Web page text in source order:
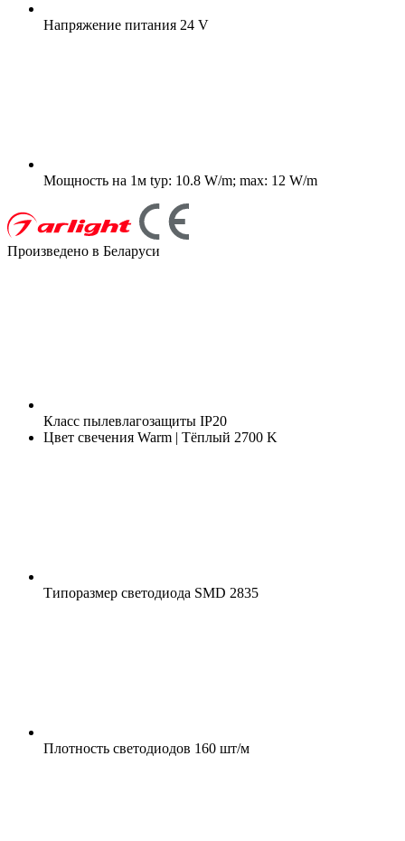
Напряжение питания 24 V
Мощность на 1м typ: 10.8 W/m; max: 12 W/m
Произведено в Беларуси
Класс пылевлагозащиты IP20
Цвет свечения Warm | Тёплый 2700 K
Типоразмер светодиода SMD 2835
Плотность светодиодов 160 шт/м